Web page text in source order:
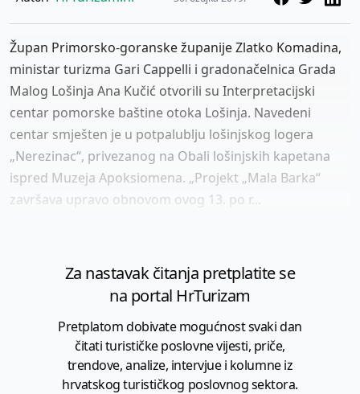
Župan Primorsko-goranske županije Zlatko Komadina,
ministar turizma Gari Cappelli i gradonačelnica Grada
Malog Lošinja Ana Kučić otvorili su Interpretacijski
centar pomorske baštine otoka Lošinja. Navedeni
centar smješten je u potpalublju lošinjskog logera
„Nerezinac“, privezanog na Obali lošinjskih kapetana
ispred Muzeja Apoksiomena. „Projekt „Mala Barka“
završava upravo obnovom ovog 13. po r...
Za nastavak čitanja pretplatite se
na portal HrTurizam
Pretplatom dobivate mogućnost svaki dan
čitati turističke poslovne vijesti, priče,
trendove, analize, intervjue i kolumne iz
hrvatskog turističkog poslovnog sektora.